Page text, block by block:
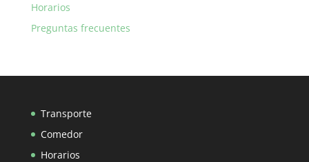
Horarios
Preguntas frecuentes
Transporte
Comedor
Horarios